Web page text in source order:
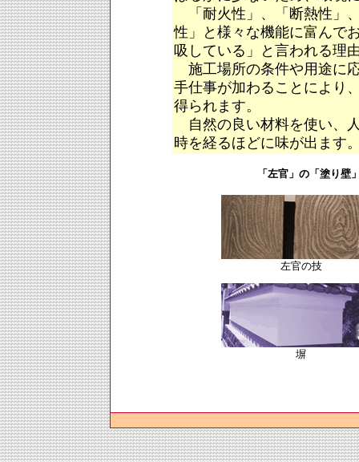
「耐火性」、「断熱性」
性」と様々な機能に富んで
吸している」と言われる理
施工場所の条件や用途に
手仕事が加わることにより
得られます。
自然の良い材料を使い、
時を経るほどに味が出ます
「左官」の「塗り壁
左官の技
塀